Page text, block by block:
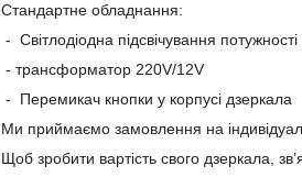
Стандартне обладнання:
- Світлодіодна підсвічування
- трансформатор 220V/12V
- Перемикач кнопки у корпусі дзеркала
Ми приймаємо замовлення на
Щоб зробити вартість свого дзеркала,